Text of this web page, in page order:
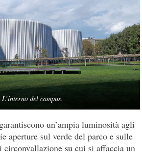
L’interno del campus.
un’ampia luminosità agli
aperture sul verde del parco e sulle
circonvallazione su cui si affaccia un